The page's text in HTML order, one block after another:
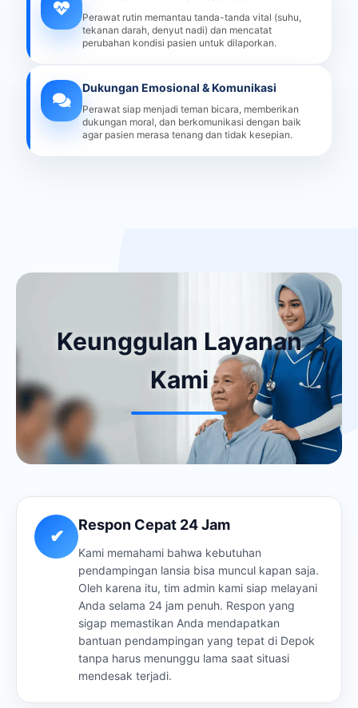
Perawat rutin memantau tanda-tanda vital (suhu,
tekanan darah, denyut nadi) dan mencatat
perubahan kondisi pasien untuk dilaporkan.
Dukungan Emosional & Komunikasi
Perawat siap menjadi teman bicara, memberikan
dukungan moral, dan berkomunikasi dengan baik
agar pasien merasa tenang dan tidak kesepian.
Keunggulan Layanan
Kami
✔
Respon Cepat 24 Jam
Kami memahami bahwa kebutuhan
pendampingan lansia bisa muncul kapan saja.
Oleh karena itu, tim admin kami siap melayani
Anda selama 24 jam penuh. Respon yang
sigap memastikan Anda mendapatkan
bantuan pendampingan yang tepat di Depok
tanpa harus menunggu lama saat situasi
mendesak terjadi.